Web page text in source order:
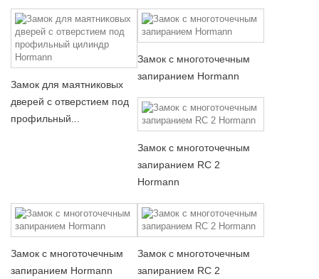
Замок для маятниковых
дверей с отверстием под
профильный...
Замок с многоточечным
запиранием Hormann
Замок с многоточечным
запиранием RC 2
Hormann
Замок с многоточечным
запиранием Hormann
Замок с многоточечным
запиранием RC 2